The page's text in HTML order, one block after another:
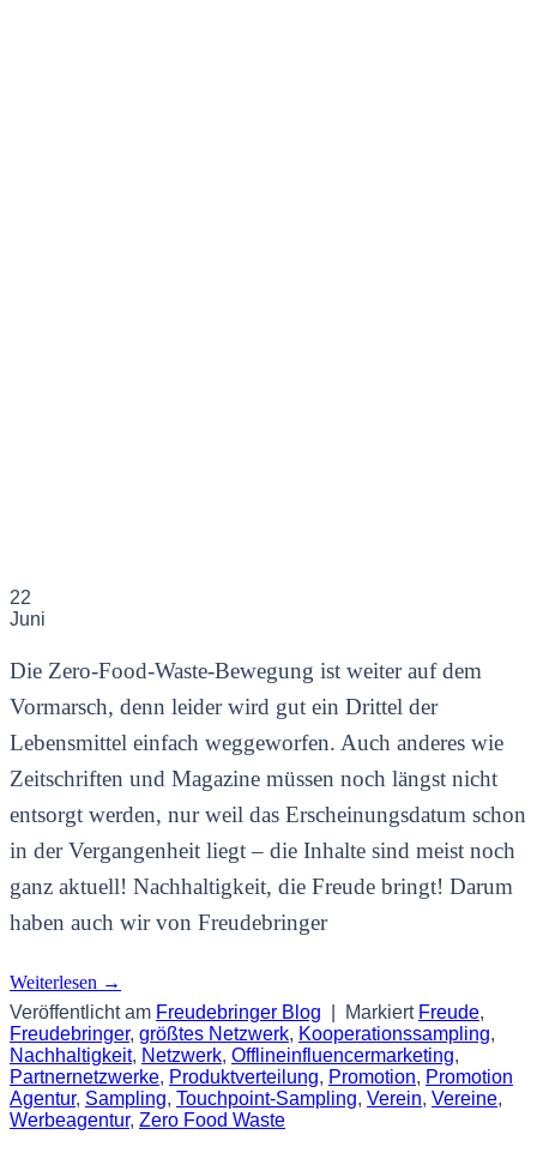
22
Juni
Die Zero-Food-Waste-Bewegung ist weiter auf dem
Vormarsch, denn leider wird gut ein Drittel der
Lebensmittel einfach weggeworfen. Auch anderes wie
Zeitschriften und Magazine müssen noch längst nicht
entsorgt werden, nur weil das Erscheinungsdatum schon
in der Vergangenheit liegt – die Inhalte sind meist noch
ganz aktuell! Nachhaltigkeit, die Freude bringt! Darum
haben auch wir von Freudebringer
Weiterlesen →
Veröffentlicht am Freudebringer Blog Markiert Freude,
Freudebringer, größtes Netzwerk, Kooperationssampling,
Nachhaltigkeit, Netzwerk, Offlineinfluencermarketing,
Partnernetzwerke, Produktverteilung, Promotion, Promotion
Agentur, Sampling, Touchpoint-Sampling, Verein, Vereine,
Werbeagentur, Zero Food Waste